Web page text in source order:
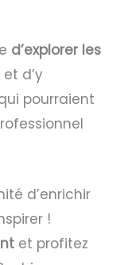
d’explorer les
et d’y
pourraient
d’enrichir
!
et profitez